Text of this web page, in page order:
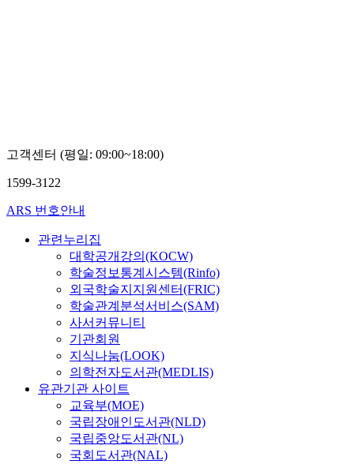
고객센터 (평일: 09:00~18:00)
1599-3122
ARS 번호안내
관련누리집
대학공개강의(KOCW)
학술정보통계시스템(Rinfo)
외국학술지지원센터(FRIC)
학술관계분석서비스(SAM)
사서커뮤니티
기관회원
지식나눔(LOOK)
의학전자도서관(MEDLIS)
유관기관 사이트
교육부(MOE)
국립장애인도서관(NLD)
국립중앙도서관(NL)
국회도서관(NAL)